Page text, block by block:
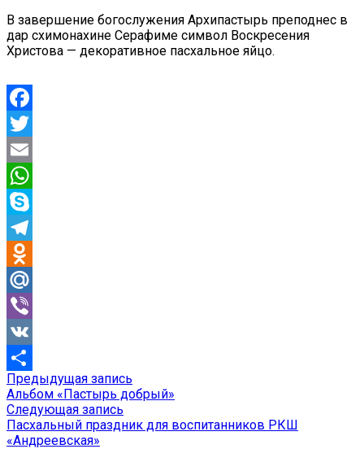
В завершение богослужения Архипастырь преподнес в
дар схимонахине Серафиме символ Воскресения
Христова — декоративное пасхальное яйцо.
Facebook
Twitter
Email
WhatsApp
Skype
Telegram
Odnoklassniki
Mail.Ru
Viber
VK
Отправить
Навигация
по
записям
Предыдущая запись
запись:
Альбом «Пастырь добрый»
Следующая запись
запись:
Пасхальный праздник для воспитанников РКШ
«Андреевская»